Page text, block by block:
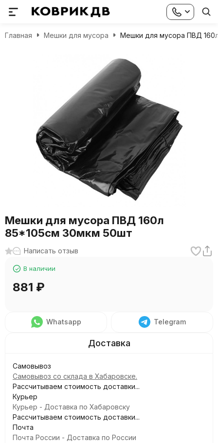
Главная Мешки для мусора Мешки для мусора ПВД
Мешки для мусора ПВД 160л
85*105см 30мкм 50шт
Написать отзыв
В наличии
881 ₽
Whatsapp Telegram
Самовывоз
Самовывоз со склада в Хабаровске.
Рассчитываем стоимость доставки...
Курьер
Курьер - Доставка по Хабаровску
Рассчитываем стоимость доставки...
Почта
Почта России - Доставка по России